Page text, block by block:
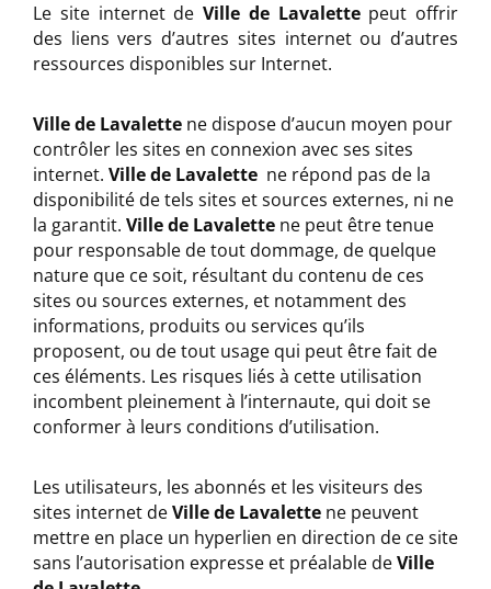
Le site internet de Ville de Lavalettepeut offrir
des liens vers d’autres sites internet ou d’autres
ressources disponibles sur Internet.
Ville de Lavalette ne dispose d’aucun moyen pour
contrôler les sites en connexion avec ses sites
internet. Ville de Lavalette ne répond pas de la
disponibilité de tels sites et sources externes, ni ne
la garantit. Ville de Lavalette ne peut être tenue
pour responsable de tout dommage, de quelque
nature que ce soit, résultant du contenu de ces
sites ou sources externes, et notamment des
informations, produits ou services qu’ils
proposent, ou de tout usage qui peut être fait de
ces éléments. Les risques liés à cette utilisation
incombent pleinement à l’internaute, qui doit se
conformer à leurs conditions d’utilisation.
Les utilisateurs, les abonnés et les visiteurs des
sites internet deVille de Lavalette ne peuvent
mettre en place un hyperlien en direction de ce site
sans l’autorisation expresse et préalable deVille